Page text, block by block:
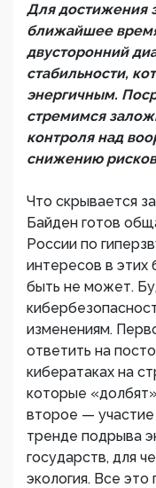
Для достижения
ближайшее
двусторонний
стабильности,
энергичным.
стремимся
контроля над
снижению
Что скрывается
Байден готов
России по
интересов в этих
быть не может.
изменениям.
ответить на
кибератаках на
которые
второе —
тренде подрыва
государств, для
экология. Все это